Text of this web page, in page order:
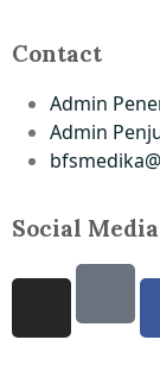
Contact
Admin
Admin
Social Media